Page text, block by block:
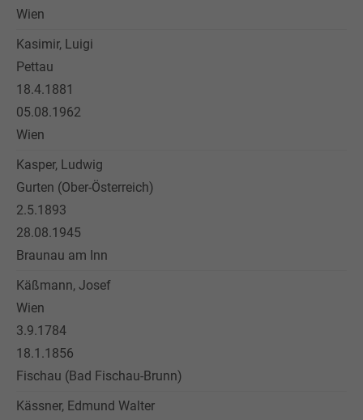
Wien
Kasimir, Luigi
Pettau
18.4.1881
05.08.1962
Wien
Kasper, Ludwig
Gurten (Ober-Österreich)
2.5.1893
28.08.1945
Braunau am Inn
Käßmann, Josef
Wien
3.9.1784
18.1.1856
Fischau (Bad Fischau-Brunn)
Kässner, Edmund Walter